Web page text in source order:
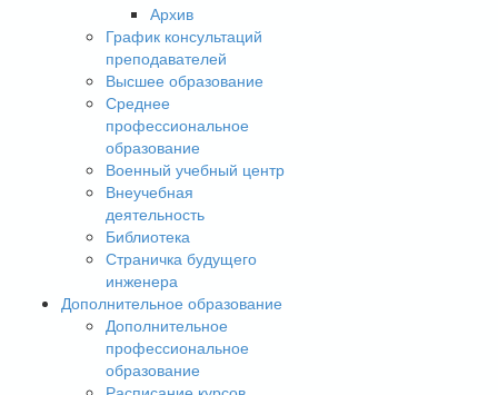
Архив
График консультаций
преподавателей
Высшее образование
Среднее
профессиональное
образование
Военный учебный центр
Внеучебная
деятельность
Библиотека
Страничка будущего
инженера
Дополнительное образование
Дополнительное
профессиональное
образование